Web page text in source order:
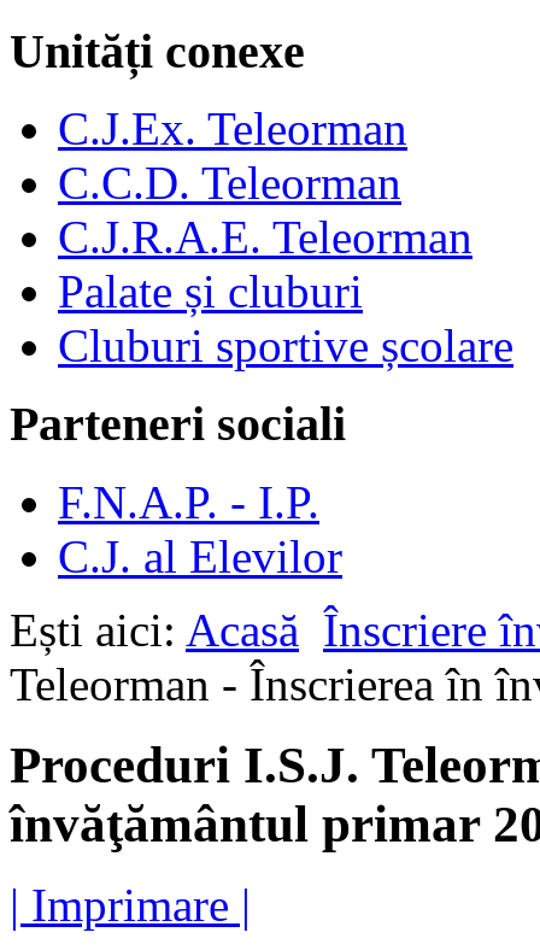
Unități conexe
C.J.Ex. Teleorman
C.C.D. Teleorman
C.J.R.A.E. Teleorman
Palate și cluburi
Cluburi sportive școlare
Parteneri sociali
F.N.A.P. - I.P.
C.J. al Elevilor
Ești aici: Acasă Înscriere
Teleorman - Înscrierea în
Proceduri I.S.J.
învăţământul primar
| Imprimare |